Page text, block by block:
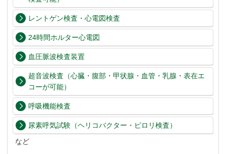
レントゲン検査・心電図検査
24時間ホルター心電図
血圧脈波検査装置
超音波検査（心臓・腹部・甲状腺・血管・乳腺・表在エ
コーが可能）
呼吸機能検査
尿素呼気試験（ヘリコバクター・ピロリ検査）
など